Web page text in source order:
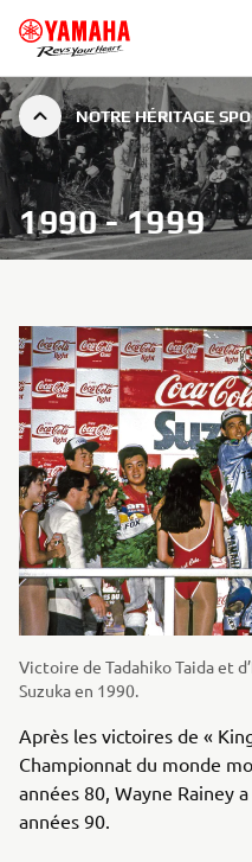
NOTRE HÉRITAGE
1990 - 1999
Victoire de Tadahiko Taida et
Suzuka en 1990.
Après les victoires de «
Championnat du monde
années 80, Wayne Rainey
années 90.